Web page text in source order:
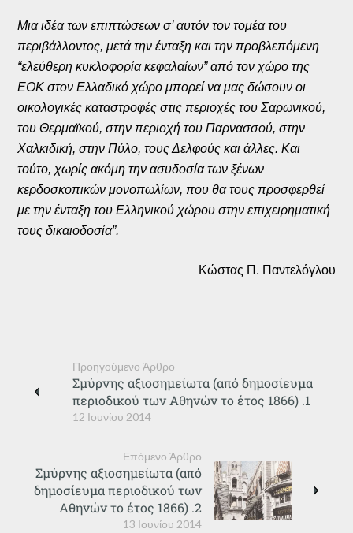
Μια ιδέα των επιπτώσεων σ’ αυτόν τον τομέα του
περιβάλλοντος, μετά την ένταξη και την προβλεπόμενη
“ελεύθερη κυκλοφορία κεφαλαίων” από τον χώρο της
ΕΟΚ στον Ελλαδικό χώρο μπορεί να μας δώσουν οι
οικολογικές καταστροφές στις περιοχές του Σαρωνικού,
του Θερμαϊκού, στην περιοχή του Παρνασσού, στην
Χαλκιδική, στην Πύλο, τους Δελφούς και άλλες. Και
τούτο, χωρίς ακόμη την ασυδοσία των ξένων
κερδοσκοπικών μονοπωλίων, που θα τους προσφερθεί
με την ένταξη του Ελληνικού χώρου στην επιχειρηματική
τους δικαιοδοσία”.
Κώστας Π. Παντελόγλου
Προηγούμενο Άρθρο
12 Ιουνίου 2014
Σμύρνης αξιοσημείωτα (από δημοσίευμα
περιοδικού των Αθηνών το έτος 1866) .1
Επόμενο Άρθρο
13 Ιουνίου 2014
Σμύρνης αξιοσημείωτα (από
δημοσίευμα περιοδικού των
Αθηνών το έτος 1866) .2